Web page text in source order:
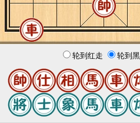
轮到红走 轮到